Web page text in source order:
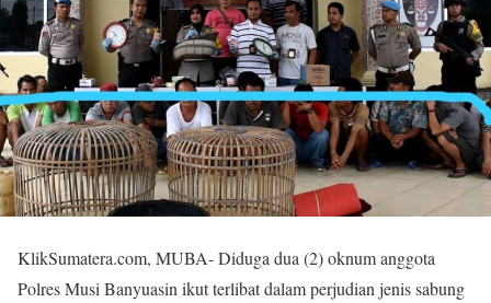
KlikSumatera.com, MUBA- Diduga dua (2) oknum anggota
Polres Musi Banyuasin ikut terlibat dalam perjudian jenis sabung